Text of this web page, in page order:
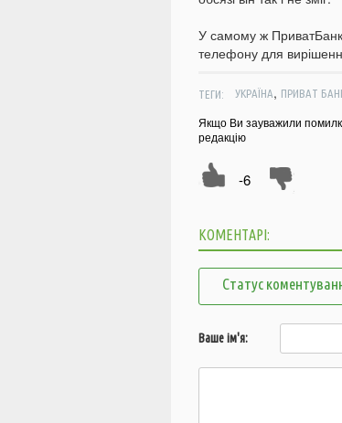
У самому ж
телефону для
ТЕГИ: УКРАЇНА, ПРИВАТ
Якщо Ви зауважили
редакцію
-6
КОМЕНТАРІ:
Статус
Ваше ім'я: